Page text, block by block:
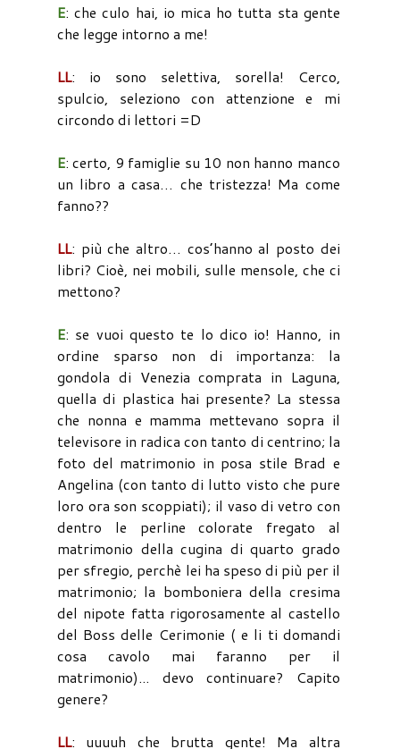
E: che culo hai, io mica ho tutta sta gente
che legge intorno a me!
LL: io sono selettiva, sorella! Cerco,
spulcio, seleziono con attenzione e mi
circondo di lettori =D
E: certo, 9 famiglie su 10 non hanno manco
un libro a casa… che tristezza! Ma come
fanno??
LL: più che altro… cos’hanno al posto dei
libri? Cioè, nei mobili, sulle mensole, che ci
mettono?
E: se vuoi questo te lo dico io! Hanno, in
ordine sparso non di importanza: la
gondola di Venezia comprata in Laguna,
quella di plastica hai presente? La stessa
che nonna e mamma mettevano sopra il
televisore in radica con tanto di centrino; la
foto del matrimonio in posa stile Brad e
Angelina (con tanto di lutto visto che pure
loro ora son scoppiati); il vaso di vetro con
dentro le perline colorate fregato al
matrimonio della cugina di quarto grado
per sfregio, perchè lei ha speso di più per il
matrimonio; la bomboniera della cresima
del nipote fatta rigorosamente al castello
del Boss delle Cerimonie ( e li ti domandi
cosa cavolo mai faranno per il
matrimonio)... devo continuare? Capito
genere?
LL: uuuuh che brutta gente! Ma altra